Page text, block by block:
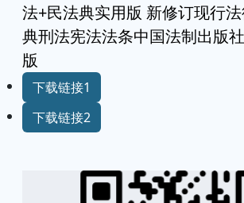
法+民法典实用版 新修订现行
典刑法宪法法条中国法制出版
版
下载链接1
下载链接2